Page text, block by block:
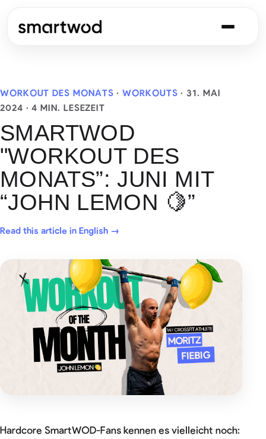
WORKOUT DES MONATS ·WORKOUTS ·31. MAI
2024 · 4 MIN. LESEZEIT
SMARTWOD
"WORKOUT DES
MONATS”: JUNI MIT
“JOHN LEMON 🍋”
Read this article in English →
Hardcore SmartWOD-Fans kennen es vielleicht noch: